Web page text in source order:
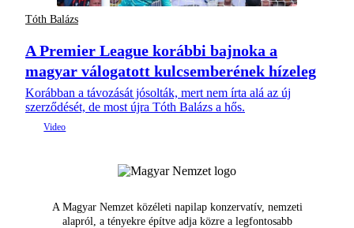
Tóth Balázs
A Premier League korábbi bajnoka a
magyar válogatott kulcsemberének hízeleg
Korábban a távozását jósolták, mert nem írta alá az új
szerződését, de most újra Tóth Balázs a hős.
A Magyar Nemzet közéleti napilap konzervatív, nemzeti
alapról, a tényekre építve adja közre a legfontosabb